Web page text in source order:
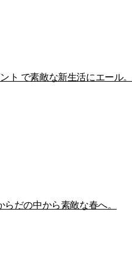
ト で素敵な新生活にエール。
だの中から素敵な春へ。